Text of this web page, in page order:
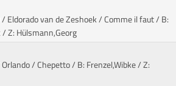
van de Zeshoek / Comme il faut/ B:
Z: Hülsmann,Georg
/ Chepetto/ B: Frenzel,Wibke / Z: